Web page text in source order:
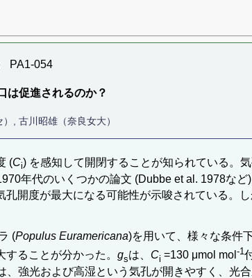
PA1-054
は促進されるのか？
, 古川昭雄（奈良女大）
(Ci) を感知して開閉することが知られている。
年代のいくつかの論文 (Dubbe et al. 1978な
孔開度が最大になる可能性が示唆されている。
(Populus Euramericana)を用いて、様々な条件
ることが分かった。 gsは、 Ci =130 μmol mol -1
、強光および高湿という気孔が開きやすく、光